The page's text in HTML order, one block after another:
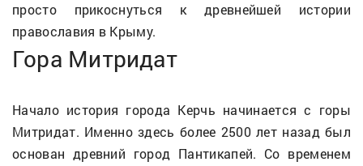
просто прикоснуться к древнейшей истории
православия в Крыму.
Гора Митридат
Начало история города Керчь начинается с горы
Митридат. Именно здесь более 2500 лет назад был
основан древний город Пантикапей. Со временем